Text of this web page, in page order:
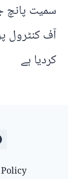
سمیت پانچ
آف کنٹرول
کردیا ہے